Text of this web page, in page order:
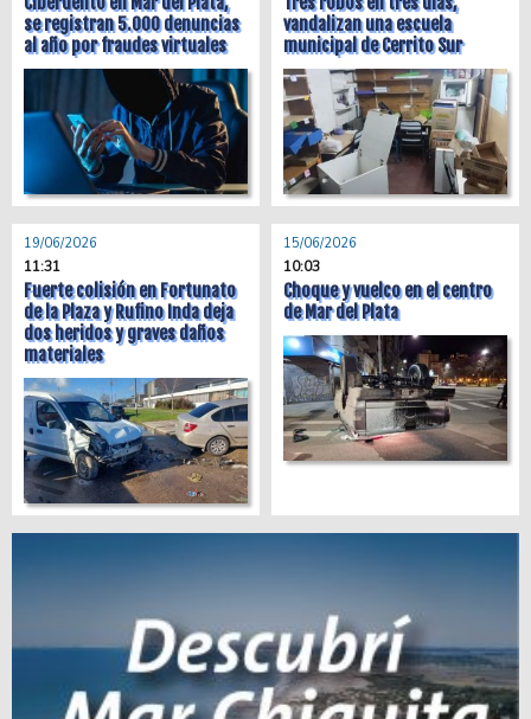
se registran 5.000 denuncias
al año por fraudes virtuales
vandalizan una escuela
municipal de Cerrito Sur
19/06/2026
11:31
Fuerte colisión en Fortunato
de la Plaza y Rufino Inda deja
dos heridos y graves daños
materiales
15/06/2026
10:03
Choque y vuelco en el centro
de Mar del Plata